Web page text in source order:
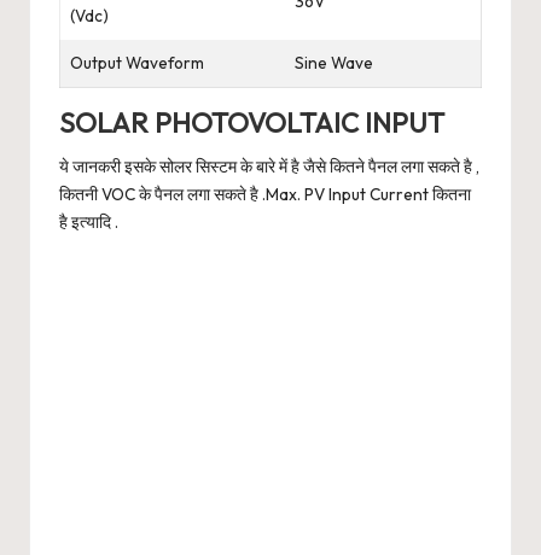
(Vdc)
Output Waveform Sine Wave
SOLAR PHOTOVOLTAIC INPUT
ये जानकरी इसके सोलर सिस्टम के बारे में है जैसे कितने पैनल लगा सकते है ,
कितनी VOC के पैनल लगा सकते है .Max. PV Input Current कितना
है इत्यादि .